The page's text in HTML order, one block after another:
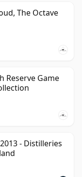
The Octave
Reserve Game
- Distilleries